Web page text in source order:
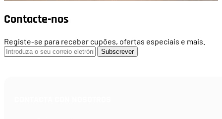
Contacte-nos
Registe-se para receber cupões, ofertas especiais e mais.
Subscrever